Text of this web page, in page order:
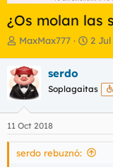
¿Os molan las
I
i
c
i
a
d
o
r
d
MaxMax777
F
a
e
n
i
2 Jul
serdo
Soplagaitas
11 Oct 2018
serdo rebuznó: